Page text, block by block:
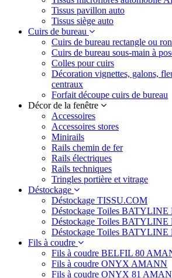
Tissus pavillon auto
Tissus siège auto
Cuirs de bureau
Cuirs de bureau rectangle ou
Cuirs de bureau sous-main à
Colles pour cuirs
Décoration vignettes, galons,
centraux
Forfait découpe cuirs de bureau
Décor de la fenêtre
Accessoires
Accessoires stores
Minirails
Rails chemin de fer
Rails électriques
Rails techniques
Tringles portière et vitrage
Déstockage
Déstockage TISSU.COM
Déstockage Toiles BATYLINE
Déstockage Toiles BATYLINE
Déstockage Toiles BATYLINE
Fils à coudre
Fils à coudre BELFIL 80
Fils à coudre ONYX AMANN
Fils à coudre ONYX 81